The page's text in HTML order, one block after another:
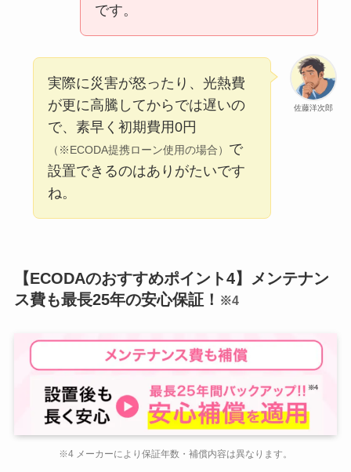
です。
佐藤洋次郎
実際に災害が怒ったり、光熱費
が更に高騰してからでは遅いの
で、素早く初期費用0円
（※ECODA提携ローン使用の場合） で
設置できるのはありがたいです
ね。
【ECODAのおすすめポイント4】メンテナン
ス費も最長25年の安心保証！ ※4
※4 メーカーにより保証年数・補償内容は異なります。